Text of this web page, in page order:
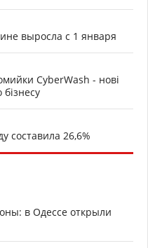
выросла с 1 января
CyberWash - нові
составила 26,6%
в Одессе открыли